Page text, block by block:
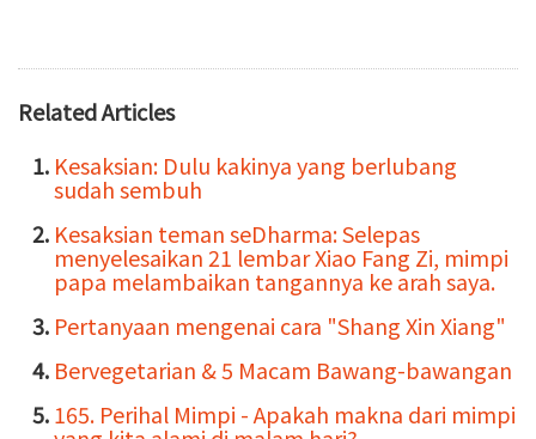
Related Articles
Kesaksian: Dulu kakinya yang berlubang
sudah sembuh
Kesaksian teman seDharma: Selepas
menyelesaikan 21 lembar Xiao Fang Zi, mimpi
papa melambaikan tangannya ke arah saya.
Pertanyaan mengenai cara "Shang Xin Xiang"
Bervegetarian & 5 Macam Bawang-bawangan
165. Perihal Mimpi - Apakah makna dari mimpi